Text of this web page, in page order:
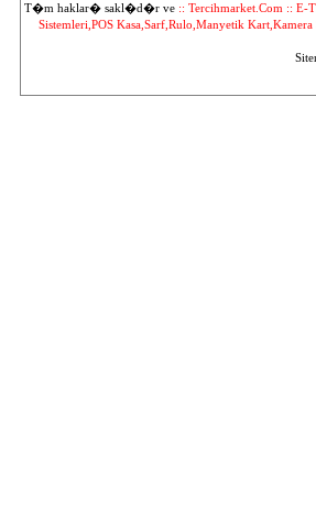
T�m haklar� sakl�d�r ve :: Tercihmarket.Com :: E-
Sistemleri,POS Kasa,Sarf,Rulo,Manyetik